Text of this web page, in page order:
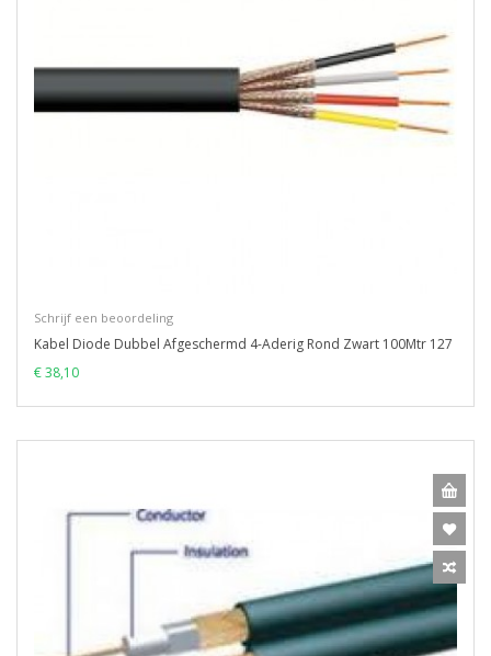
Schrijf een beoordeling
Kabel Diode Dubbel Afgeschermd 4-Aderig Rond Zwart 100Mtr 127
€ 38,10